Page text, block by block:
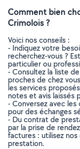
Comment bien
Crimolois ?
Voici nos conseils :
- Indiquez votre
recherchez-vous ?
particulier ou
- Consultez la liste
proches de chez
les services
notes et avis laissés
- Conversez avec les
pour des échanges
- Du contrat de
par la prise de
factures : utilisez
prestation.